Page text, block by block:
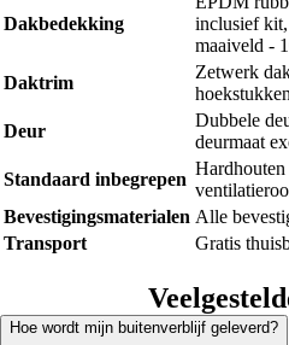
Dakbedekking
inclusief
maaiveld -
Daktrim
Zetwerk
hoekstukken
Deur
Dubbele
deurmaat
Standaard inbegrepen
Bevestigingsmaterialen Alle
Transport
Gratis
Hoe wordt mijn buitenverblijf geleverd?